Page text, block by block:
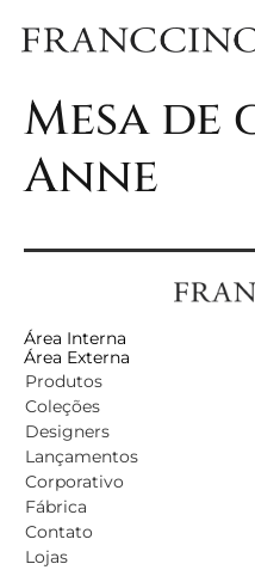
Ficha
Mesa
Anne
Área Interna
Área Externa
Produtos
Coleções
Designers
Lançamentos
Corporativo
Fábrica
Contato
Lojas